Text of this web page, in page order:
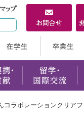
交通・キャ
サイ
教育・研究
コラボレーションクリア